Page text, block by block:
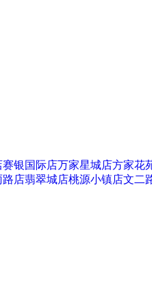
赛银国际店万家星城店方家花
路店翡翠城店桃源小镇店文二